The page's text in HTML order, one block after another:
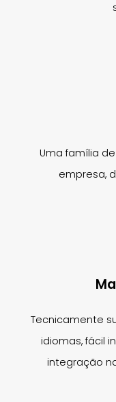
Uma família
empresa,
Tecnicamente
idiomas, fácil
integração